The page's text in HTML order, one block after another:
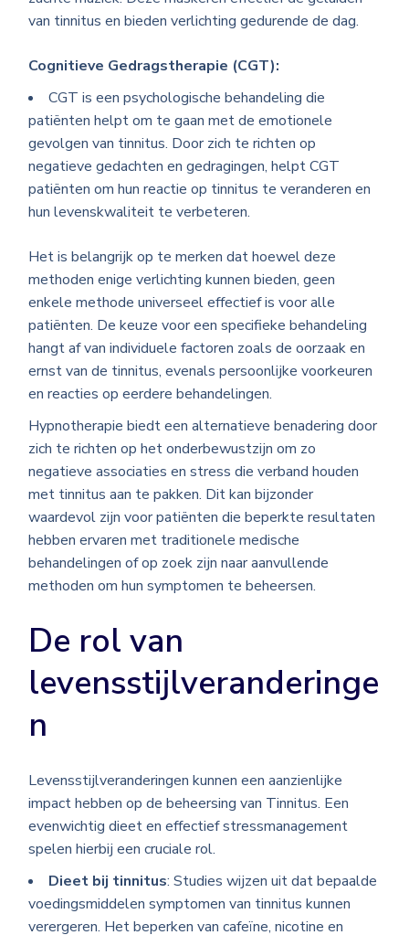
van tinnitus en bieden verlichting gedurende de dag.
Cognitieve Gedragstherapie (CGT):
CGT is een psychologische behandeling die
patiënten helpt om te gaan met de emotionele
gevolgen van tinnitus. Door zich te richten op
negatieve gedachten en gedragingen, helpt CGT
patiënten om hun reactie op tinnitus te veranderen en
hun levenskwaliteit te verbeteren.
Het is belangrijk op te merken dat hoewel deze
methoden enige verlichting kunnen bieden, geen
enkele methode universeel effectief is voor alle
patiënten. De keuze voor een specifieke behandeling
hangt af van individuele factoren zoals de oorzaak en
ernst van de tinnitus, evenals persoonlijke voorkeuren
en reacties op eerdere behandelingen.
Hypnotherapie biedt een alternatieve benadering door
zich te richten op het onderbewustzijn om zo
negatieve associaties en stress die verband houden
met tinnitus aan te pakken. Dit kan bijzonder
waardevol zijn voor patiënten die beperkte resultaten
hebben ervaren met traditionele medische
behandelingen of op zoek zijn naar aanvullende
methoden om hun symptomen te beheersen.
De rol van
levensstijlveranderinge
n
Levensstijlveranderingen kunnen een aanzienlijke
impact hebben op de beheersing van Tinnitus. Een
evenwichtig dieet en effectief stressmanagement
spelen hierbij een cruciale rol.
Dieet bij tinnitus: Studies wijzen uit dat bepaalde
voedingsmiddelen symptomen van tinnitus kunnen
verergeren. Het beperken van cafeïne, nicotine en